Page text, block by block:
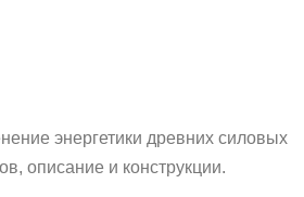
энергетики древних силовых
описание и конструкции.